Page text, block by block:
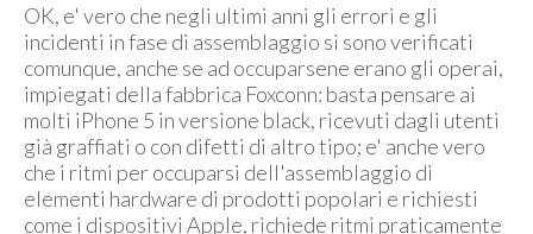
OK, e' vero che negli ultimi anni gli errori e gli
incidenti in fase di assemblaggio si sono verificati
comunque, anche se ad occuparsene erano gli operai,
impiegati della fabbrica Foxconn: basta pensare ai
molti iPhone 5 in versione black, ricevuti dagli utenti
già graffiati o con difetti di altro tipo; e' anche vero
che i ritmi per occuparsi dell'assemblaggio di
elementi hardware di prodotti popolari e richiesti
come i dispositivi Apple, richiede ritmi praticamente